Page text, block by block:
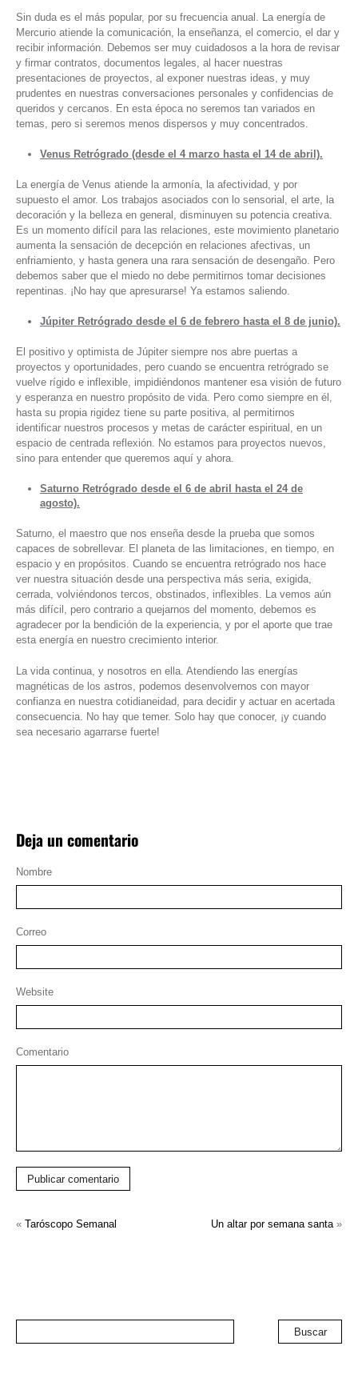
Sin duda es el más popular, por su frecuencia anual. La energía de
Mercurio atiende la comunicación, la enseñanza, el comercio, el dar y
recibir información. Debemos ser muy cuidadosos a la hora de revisar
y firmar contratos, documentos legales, al hacer nuestras
presentaciones de proyectos, al exponer nuestras ideas, y muy
prudentes en nuestras conversaciones personales y confidencias de
queridos y cercanos. En esta época no seremos tan variados en
temas, pero si seremos menos dispersos y muy concentrados.
Venus Retrógrado (desde el 4 marzo hasta el 14 de abril).
La energía de Venus atiende la armonía, la afectividad, y por
supuesto el amor. Los trabajos asociados con lo sensorial, el arte, la
decoración y la belleza en general, disminuyen su potencia creativa.
Es un momento difícil para las relaciones, este movimiento planetario
aumenta la sensación de decepción en relaciones afectivas, un
enfriamiento, y hasta genera una rara sensación de desengaño. Pero
debemos saber que el miedo no debe permitirnos tomar decisiones
repentinas. ¡No hay que apresurarse! Ya estamos saliendo.
Júpiter Retrógrado desde el 6 de febrero hasta el 8 de junio).
El positivo y optimista de Júpiter siempre nos abre puertas a
proyectos y oportunidades, pero cuando se encuentra retrógrado se
vuelve rígido e inflexible, impidiéndonos mantener esa visión de futuro
y esperanza en nuestro propósito de vida. Pero como siempre en él,
hasta su propia rigidez tiene su parte positiva, al permitirnos
identificar nuestros procesos y metas de carácter espiritual, en un
espacio de centrada reflexión. No estamos para proyectos nuevos,
sino para entender que queremos aquí y ahora.
Saturno Retrógrado desde el 6 de abril hasta el 24 de
agosto).
Saturno, el maestro que nos enseña desde la prueba que somos
capaces de sobrellevar. El planeta de las limitaciones, en tiempo, en
espacio y en propósitos. Cuando se encuentra retrógrado nos hace
ver nuestra situación desde una perspectiva más seria, exigida,
cerrada, volviéndonos tercos, obstinados, inflexibles. La vemos aún
más difícil, pero contrario a quejarnos del momento, debemos es
agradecer por la bendición de la experiencia, y por el aporte que trae
esta energía en nuestro crecimiento interior.
La vida continua, y nosotros en ella. Atendiendo las energías
magnéticas de los astros, podemos desenvolvernos con mayor
confianza en nuestra cotidianeidad, para decidir y actuar en acertada
consecuencia. No hay que temer. Solo hay que conocer, ¡y cuando
sea necesario agarrarse fuerte!
Deja un comentario
Nombre
Correo
Website
Comentario
Publicar comentario
« Taróscopo Semanal Un altar por semana santa »
Buscar